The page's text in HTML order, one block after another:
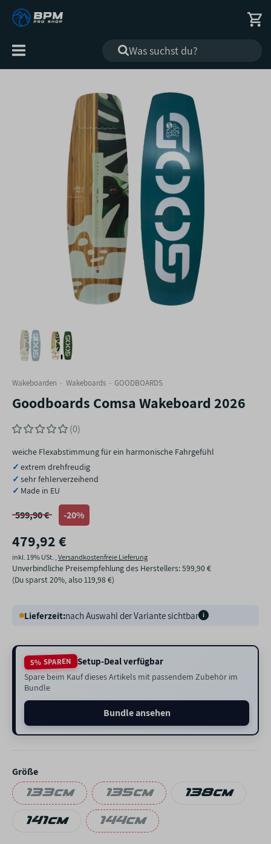
Alle
Wakeboarden Wakeboards GOODBOARDS
Goodboards Comsa Wakeboard 2026
(0)
weiche Flexabstimmung für ein harmonische Fahrgefühl
extrem drehfreudig
sehr fehlerverzeihend
Made in EU
599,90 € -20%
479,92 €
inkl. 19% USt. ,Versandkostenfreie Lieferung
Unverbindliche Preisempfehlung des Herstellers:599,90 €
(Du sparst20%, also119,98 €)
Lieferzeit:nach Auswahl der Variante sichtbar i
5% SPAREN Setup-Deal verfügbar
Spare beim Kauf dieses Artikels mit passendem Zubehör im
Bundle
Bundle ansehen
Größe
133cm
133cm
135cm
135cm
138cm
141cm
144cm